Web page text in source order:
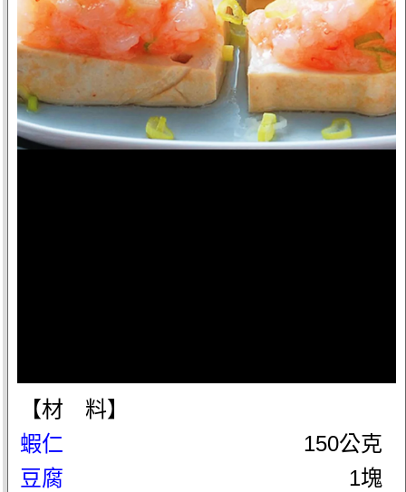
【材 料】
蝦仁
150公克
豆腐
1塊